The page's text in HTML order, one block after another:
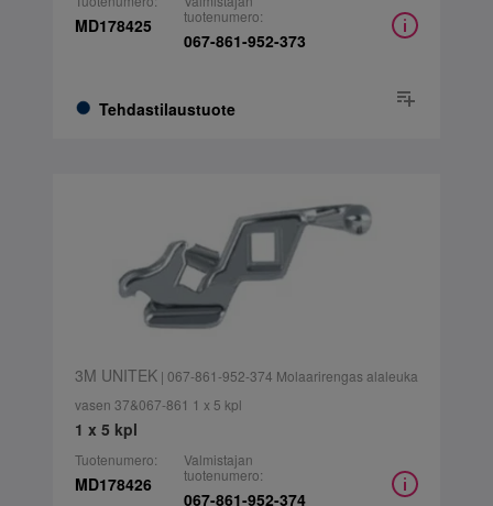
MD178425
Tehdastilaustuote
tuotenumero:
067-861-952-373
3M UNITEK| 067-861-952-374 Molaarirengas alaleuka
vasen 37&067-861 1 x 5 kpl
1 x 5 kpl
Tuotenumero:
MD178426
Valmistajan
tuotenumero:
067-861-952-374